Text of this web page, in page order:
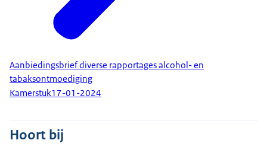
Aanbiedingsbrief diverse rapportages alcohol- en
tabaksontmoediging
Kamerstuk17-01-2024
Hoort bij